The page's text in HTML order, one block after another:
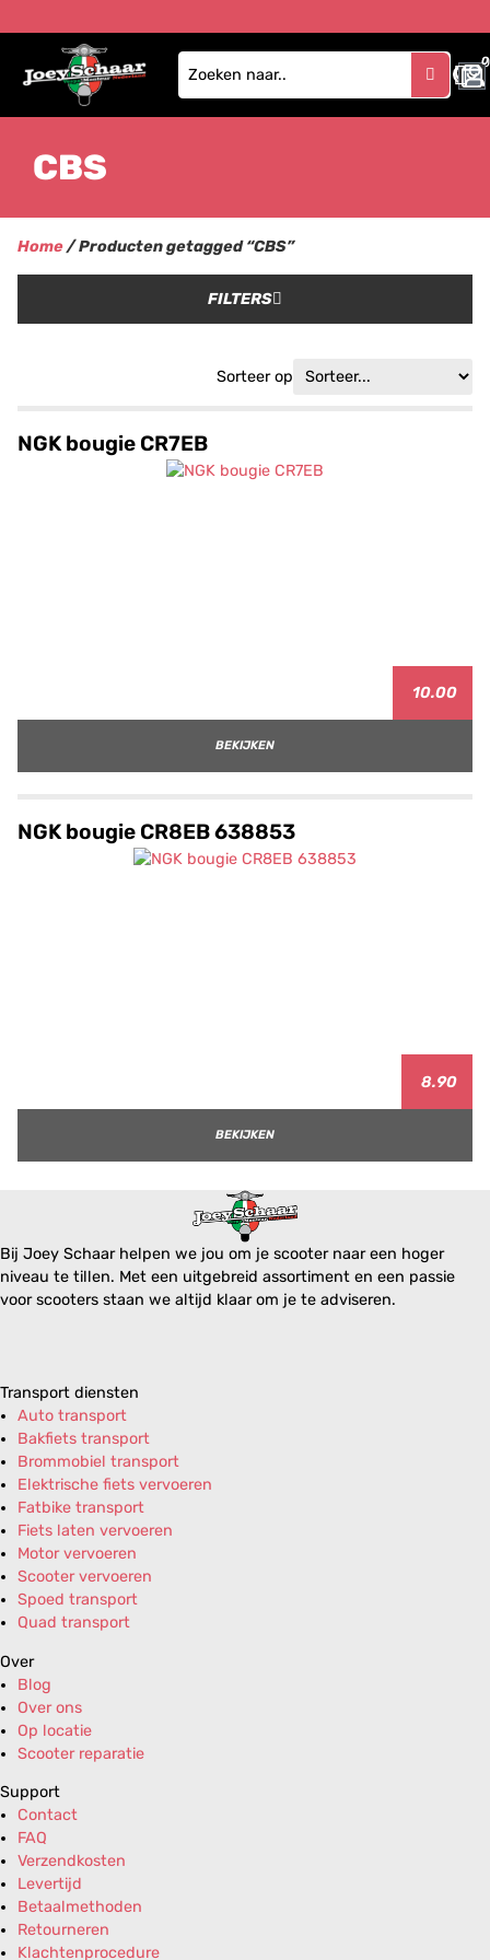
0
0
CBS
Home/ Producten getagged “CBS”
FILTERS
Sorteer op
NGK bougie CR7EB
10.00
BEKIJKEN
NGK bougie CR8EB 638853
8.90
BEKIJKEN
Bij Joey Schaar helpen we jou om je scooter naar een hoger
niveau te tillen. Met een uitgebreid assortiment en een passie
voor scooters staan we altijd klaar om je te adviseren.
Transport diensten
Auto transport
Bakfiets transport
Brommobiel transport
Elektrische fiets vervoeren
Fatbike transport
Fiets laten vervoeren
Motor vervoeren
Scooter vervoeren
Spoed transport
Quad transport
Over
Blog
Over ons
Op locatie
Scooter reparatie
Support
Contact
FAQ
Verzendkosten
Levertijd
Betaalmethoden
Retourneren
Klachtenprocedure